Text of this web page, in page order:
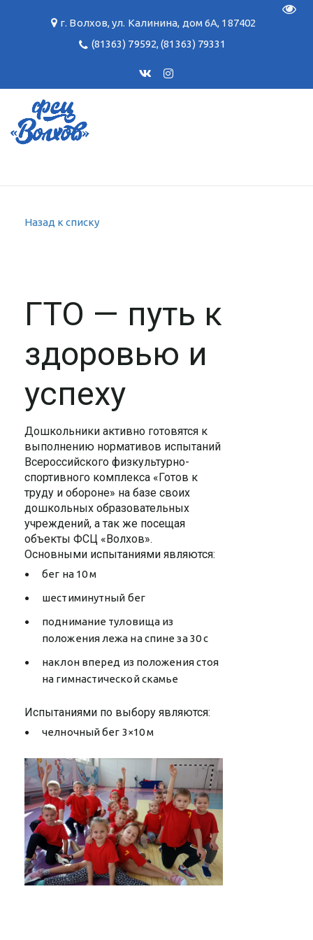
г. Волхов,ул. Калинина, дом 6А, 187402
(81363) 79592,(81363) 79331
Назад к списку
ГТО — путь к
здоровью и
успеху
Дошкольники активно готовятся к
выполнению нормативов испытаний
Всероссийского физкультурно-
спортивного комплекса «Готов к
труду и обороне» на базе своих
дошкольных образовательных
учреждений, а так же посещая
объекты ФСЦ «Волхов».
Основными испытаниями являются:
бег на 10 м
шестиминутный бег
поднимание туловища из
положения лежа на спине за 30 с
наклон вперед из положения стоя
на гимнастической скамье
Испытаниями по выбору являются:
челночный бег 3×10 м